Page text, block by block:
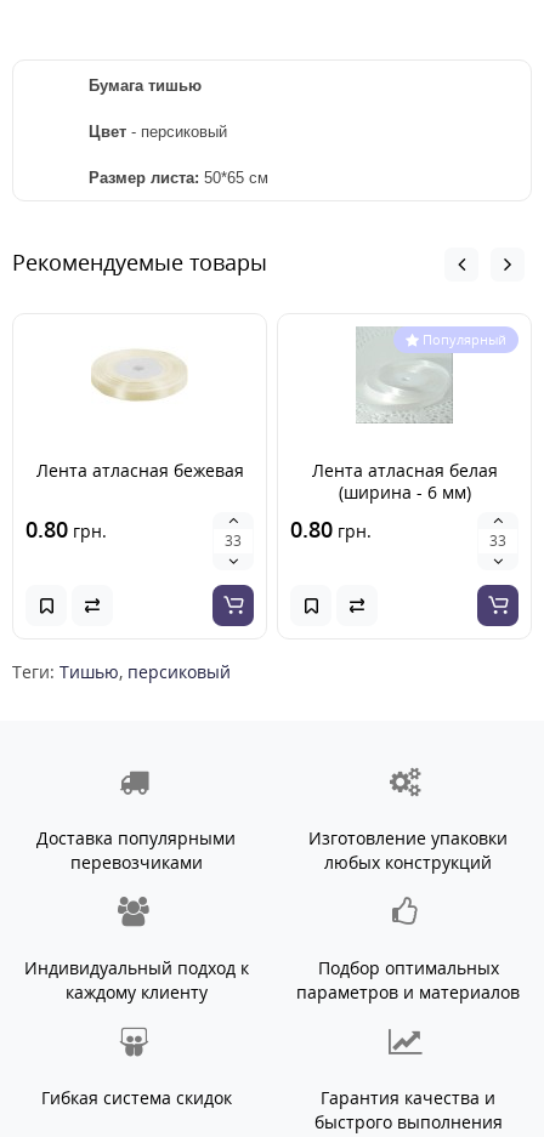
Бумага тишью
Цвет - персиковый
Размер листа: 50*65 см
Рекомендуемые товары
Лента атласная бежевая
0.80 грн.
Популярный
Лента атласная белая
(ширина - 6 мм)
0.80 грн.
Теги: Тишью, персиковый
Доставка популярными
перевозчиками
Изготовление упаковки
любых конструкций
Индивидуальный подход к
каждому клиенту
Подбор оптимальных
параметров и материалов
Гибкая система скидок
Гарантия качества и
быстрого выполнения